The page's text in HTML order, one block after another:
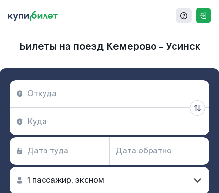
Билеты на поезд Кемерово - Усинск